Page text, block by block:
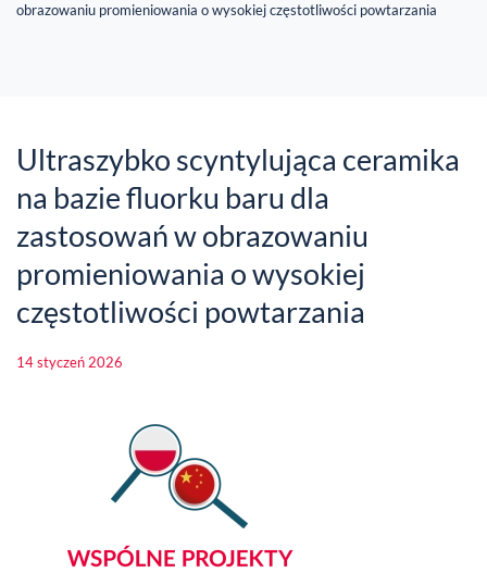
obrazowaniu promieniowania o wysokiej częstotliwości powtarzania
Ultraszybko scyntylująca ceramika
na bazie fluorku baru dla
zastosowań w obrazowaniu
promieniowania o wysokiej
częstotliwości powtarzania
14 styczeń 2026